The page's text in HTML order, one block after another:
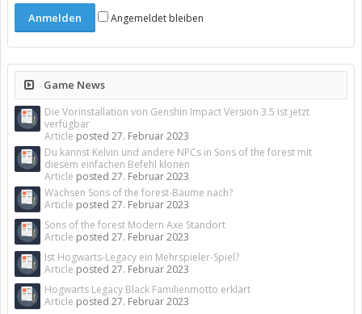
Angemeldet bleiben
Game News
Die Vorinstallation von Genshin Impact Version 3.5 ist jetzt
verfügbar
Article posted 27. Februar 2023
Du kannst Kelvin und andere NPCs in Sons of the forest mit
diesem einfachen Befehl klonen
Article posted 27. Februar 2023
Wachsen Sons of the forest-Bäume nach?
Article posted 27. Februar 2023
Sons of the forest Modern Axe Standort
Article posted 27. Februar 2023
Ist Hogwarts-Legacy ein Mehrspieler-Spiel?
Article posted 27. Februar 2023
Hogwarts Legacy Black Familienmotto erklärt
Article posted 27. Februar 2023